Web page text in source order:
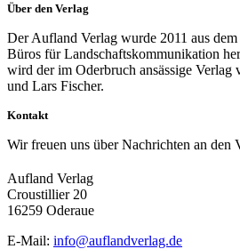
Über den Verlag
Der Aufland Verlag wurde 2011 aus
Büros für Landschaftskommunikation
wird der im Oderbruch ansässige Verlag
und Lars Fischer.
Kontakt
Wir freuen uns über Nachrichten an den
Aufland Verlag
Croustillier 20
16259 Oderaue
E-Mail: info@auflandverlag.de